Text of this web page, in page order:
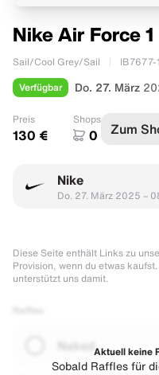
Nike Air Force
Sail/Cool Grey/Sail IB7677-
Verfügbar Do. 27. März
Preis
130 €
Shops
0 Zum
Nike
Do. 27. März 2025 –
Diese Seite enthält Links zu
Provision, wenn du etwas
unterstützt uns damit.
Naked Aktuell keine
Sobald Raffles für